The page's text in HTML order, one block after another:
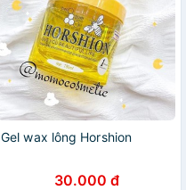
Gel wax lông Horshion
30.000 đ